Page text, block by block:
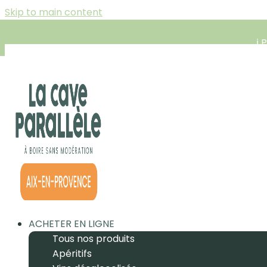
Skip to main content
ℹ️
ACHETER EN LIGNE
Tous nos produits
Apéritifs